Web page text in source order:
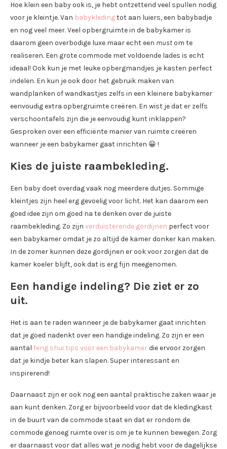
Hoe klein een baby ook is, je hebt ontzettend veel spullen nodig
voor je kleintje. Van babykledingtot aan luiers, een babybadje
en nog veel meer. Veel opbergruimte in de babykamer is
daarom geen overbodige luxe maar echt een mustom te
realiseren. Een grote commode met voldoende lades is echt
ideaal! Ook kun je met leuke opbergmandjes je kasten perfect
indelen. En kun je ook door het gebruik maken van
wandplanken of wandkastjes zelfs in een kleinere babykamer
eenvoudig extra opbergruimte creëren. En wist je dat er zelfs
verschoontafels zijn die je eenvoudig kunt inklappen?
Gesproken over een efficiënte manier van ruimte creëren
wanneer je een babykamer gaat inrichten 😀 !
Kies de juiste raambekleding.
Een baby doet overdag vaak nog meerdere dutjes. Sommige
kleintjes zijn heel erg gevoelig voor licht. Het kan daarom een
goed idee zijn om goed na te denken over de juiste
raambekleding. Zo zijn verduisterende gordijnen perfect voor
een babykamer omdat je zo altijd de kamer donker kan maken.
In de zomer kunnen deze gordijnen er ook voor zorgen dat de
kamer koeler blijft, ook dat is erg fijn meegenomen.
Een handige indeling? Die ziet er zo
uit.
Het is aan te raden wanneer je de babykamer gaat inrichten
dat je goed nadenkt over een handige indeling. Zo zijn er een
aantal feng shui tips voor een babykamerdie ervoor zorgen
dat je kindje beter kan slapen. Super interessant en
inspirerend!
Daarnaast zijn er ook nog een aantal praktische zaken waar je
aan kunt denken. Zorg er bijvoorbeeld voor dat de kledingkast
in de buurt van de commode staat en dat er rondom de
commode genoeg ruimte over is om je te kunnen bewegen. Zorg
er daarnaast voor dat alles wat je nodig hebt voor de dagelijkse